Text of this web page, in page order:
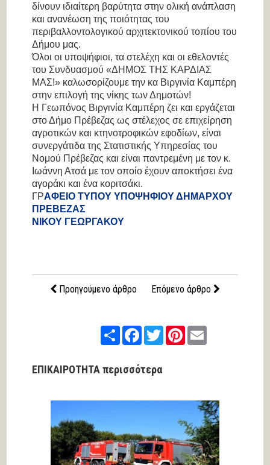
δίνουν ιδιαίτερη βαρύτητα στην ολική ανάπλαση
και ανανέωση της ποιότητας του
περιβαλλοντολογικού αρχιτεκτονικού τοπίου του
Δήμου μας.
Όλοι οι υποψήφιοι, τα στελέχη και οι εθελοντές
του Συνδυασμού «ΔΗΜΟΣ ΤΗΣ ΚΑΡΔΙΑΣ
ΜΑΣ!» καλωσορίζουμε την κα Βιργινία Καμπέρη
στην επιλογή της νίκης των Δημοτών!
Η Γεωπόνος Βιργινία Καμπέρη ζει και εργάζεται
στο Δήμο Πρέβεζας ως στέλεχος σε επιχείρηση
αγροτικών και κτηνοτροφικών εφοδίων, είναι
συνεργάτιδα της Στατιστικής Υπηρεσίας του
Νομού Πρέβεζας και είναι παντρεμένη με τον κ.
Ιωάννη Ατσά με τον οποίο έχουν αποκτήσει ένα
αγοράκι και ένα κοριτσάκι.
ΓΡΑΦΕΙΟ ΤΥΠΟΥ ΥΠΟΨΗΦΙΟΥ ΔΗΜΑΡΧΟΥ
ΠΡΕΒΕΖΑΣ
ΝΙΚΟΥ ΓΕΩΡΓΑΚΟΥ
Προηγούμενο άρθρο Επόμενο άρθρο
ShareFacebook
TwitterPinterestEmail
ΕΠΙΚΑΙΡΟΤΗΤΑ περισσότερα